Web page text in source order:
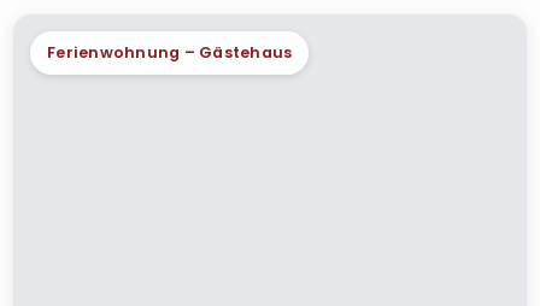
Ferienwohnung – Gästehaus